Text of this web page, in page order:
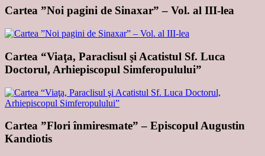
Cartea ”Noi pagini de Sinaxar” – Vol. al III-lea
Cartea “Viaţa, Paraclisul şi Acatistul Sf. Luca
Doctorul, Arhiepiscopul Simferopulului”
Cartea ”Flori înmiresmate” – Episcopul Augustin
Kandiotis